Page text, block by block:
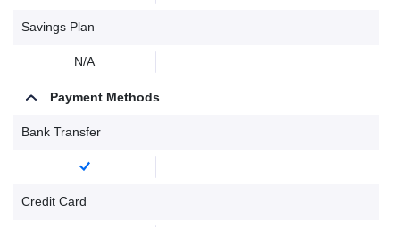
Savings Plan
N/A
Payment Methods
Bank Transfer
Credit Card